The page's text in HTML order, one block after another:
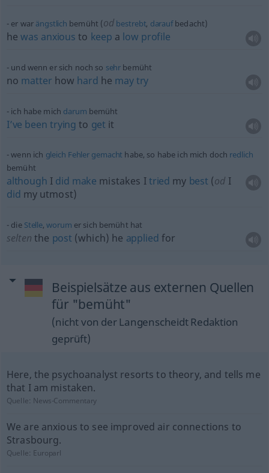
er war ängstlich bemüht (od bestrebt, daraufbedacht)
hewas anxious to keep a low profile
und wenn er sich noch so sehr bemüht
no matter how hard he may try
ich habe mich darum bemüht
I’ve been trying to get it
wenn ich gleich Fehler gemacht habe, so habe ich mich doch redlich
bemüht
although I did make mistakes Itried my best (od I
did my utmost)
die Stelle,worum er sich bemüht hat
selten the post (which) he applied for
Beispielsätze aus externen Quellen
für "bemüht"
(nicht von der Langenscheidt Redaktion
geprüft)
Here, the psychoanalyst resorts to theory, and tells me
that I am mistaken.
Quelle: News-Commentary
We are anxious to see improved air connections to
Strasbourg.
Quelle: Europarl